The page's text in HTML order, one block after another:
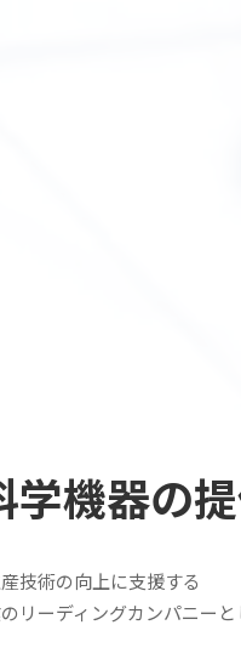
学機器の
技術の向上に支援する
リーディングカンパニー